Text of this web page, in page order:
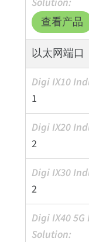
查看产品
以太网端口
1
2
2